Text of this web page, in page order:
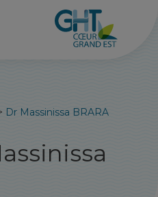
Dr Massinissa BRARA